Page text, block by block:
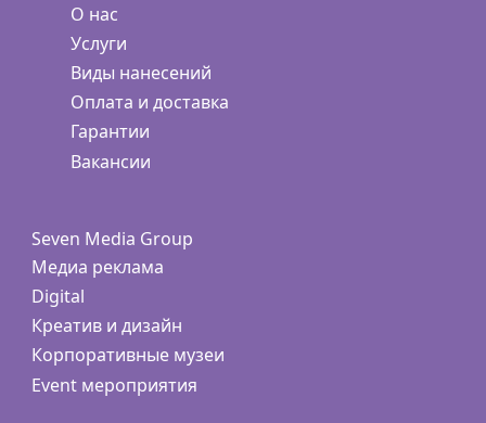
О нас
Услуги
Виды нанесений
Оплата и доставка
Гарантии
Вакансии
Seven Media Group
Медиа реклама
Digital
Креатив и дизайн
Корпоративные музеи
Event мероприятия